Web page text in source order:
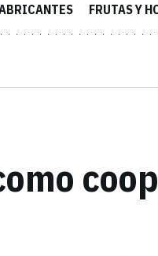
FRUTAS Y